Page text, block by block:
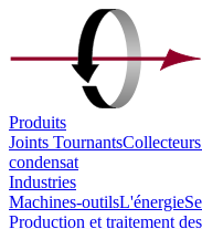
Produits
Joints Tournants
condensat
Industries
Machines-outilsL'énergie
Production et traitement